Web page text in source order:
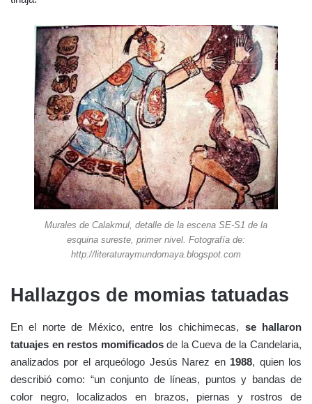
Murales de Calakmul, detalle de la escena SE-S1 de la
esquina sureste, primer nivel. Fotografía de:
http://literaturaymundomaya.blogspot.com
Hallazgos de momias tatuadas
En el norte de México, entre los chichimecas, se hallaron
tatuajes en restos momificadosde la Cueva de la Candelaria,
analizados por el arqueólogo Jesús Narez en 1988, quien los
describió como: “un conjunto de líneas, puntos y bandas de
color negro, localizados en brazos, piernas y rostros de